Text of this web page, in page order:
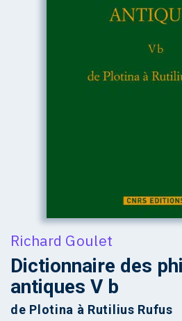
Richard Goulet
Dictionnaire des
antiques V b
de Plotina à Rutilius Rufus